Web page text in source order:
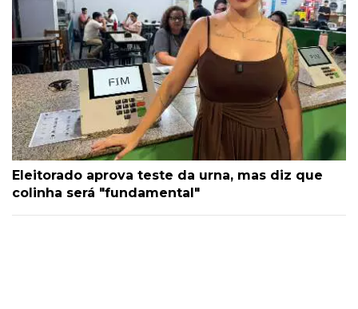
Eleitorado aprova teste da urna, mas diz que
colinha será "fundamental"